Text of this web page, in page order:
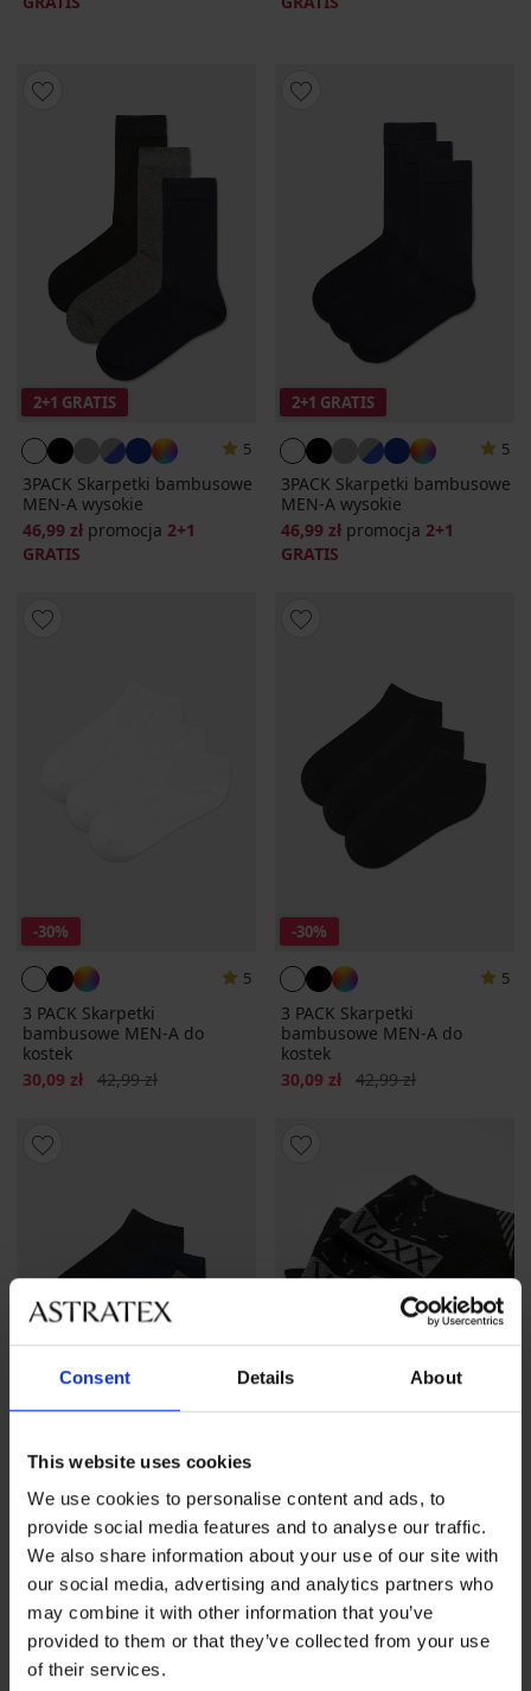
Consent Details About
This website uses cookies
We use cookies to personalise content and ads, to
provide social media features and to analyse our traffic.
We also share information about your use of our site with
our social media, advertising and analytics partners who
may combine it with other information that you’ve
provided to them or that they’ve collected from your use
of their services.
2+1 GRATIS
5
3PACK Skarpetki bambusowe
MEN-A wysokie
46,99 zł promocja 2+1
GRATIS
2+1 GRATIS
5
3PACK Skarpetki bambusowe
MEN-A wysokie
46,99 zł promocja 2+1
GRATIS
-30%
5
3 PACK Skarpetki
bambusowe MEN-A do
kostek
Zniżka
30,09 zł Pierwotna cena
42,99 zł
-30%
5
3 PACK Skarpetki
bambusowe MEN-A do
kostek
Zniżka
30,09 zł Pierwotna cena
42,99 zł
-30%
5
3 PACK Skarpetki
bambusowe MEN-A do
kostek
30,09 zł Pierwotna cena
42,99 zł
3PACK Skarpetki sportowe
Codex krótkie
79,99 złpromocja 2+1
GRATIS